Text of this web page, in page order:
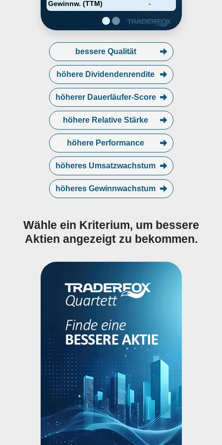
Gewinnw. (TTM)
-
boats. The company was founded
in 1982 and is headquartered in
Loudon, TN.
bessere Qualität
höhere Dividendenrendite
höherer Dauerläufer-Score
höhere Relative Stärke
höhere Performance
höheres Umsatzwachstum
höheres Gewinnwachstum
Wähle ein Kriterium, um bessere
Aktien angezeigt zu bekommen.